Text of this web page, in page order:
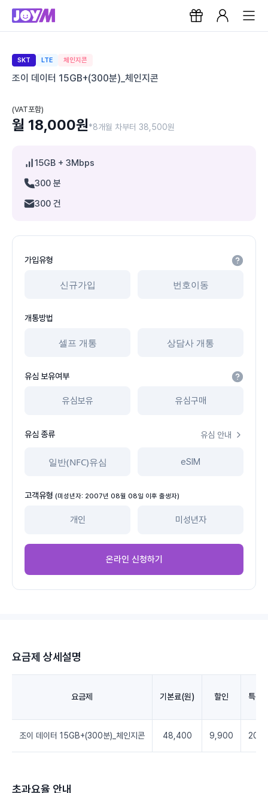
SKT LTE 체인지콘
조이 데이터 15GB+(300분)_체인지콘
(VAT포함)
월 18,000원*8개월 차부터 38,500원
15GB + 3Mbps
300 분
300 건
가입유형
신규가입 번호이동
개통방법
셀프 개통 상담사 개통
유심 보유여부
유심보유 유심구매
유심 종류 유심 안내
일반(NFC)유심 eSIM
고객유형 (미성년자: 2007년 08월 08일 이후 출생자)
개인 미성년자
온라인 신청하기
요금제 상세설명
요금제 기본료(원) 할인 특별
조이 데이터 15GB+(300분)_체인지콘 48,400 9,900
초과요율 안내